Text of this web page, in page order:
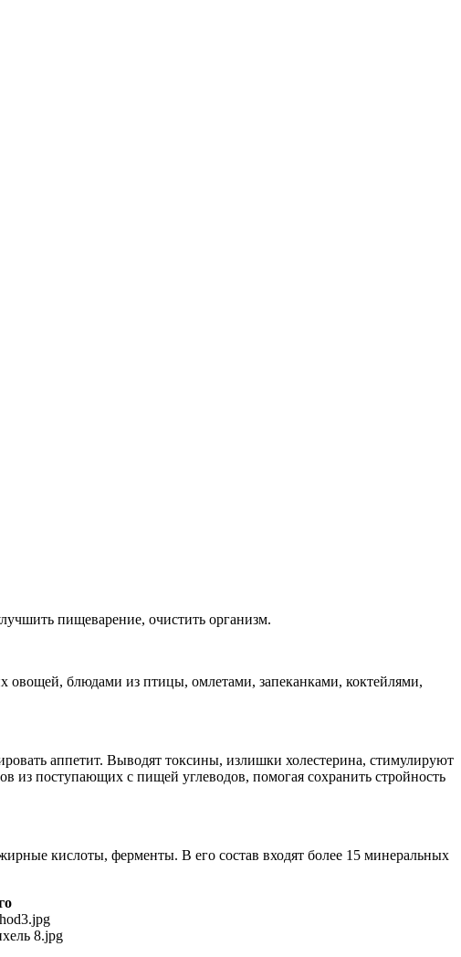
пищеварение, очистить организм.
овощей, блюдами из птицы, омлетами, запеканками, коктейлями,
аппетит. Выводят токсины, излишки холестерина, стимулируют
из поступающих с пищей углеводов, помогая сохранить стройность
кислоты, ферменты. В его состав входят более 15 минеральных